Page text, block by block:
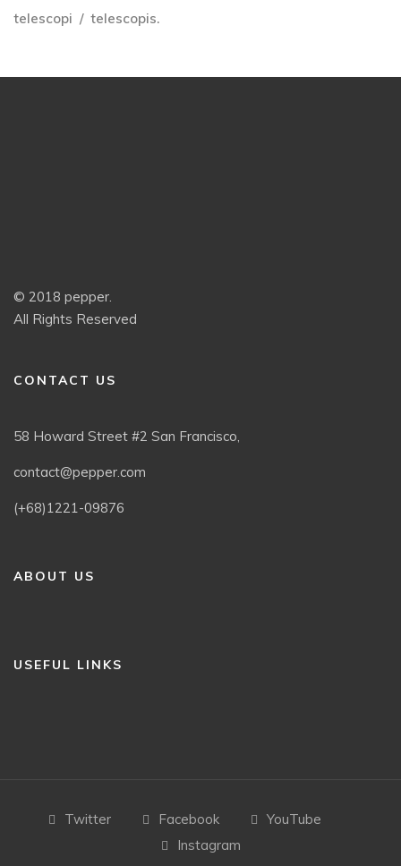
telescopi
telescopis.
© 2018 pepper.
All Rights Reserved
CONTACT US
58 Howard Street #2 San Francisco,
contact@pepper.com
(+68)1221-09876
ABOUT US
USEFUL LINKS
Twitter Facebook
YouTube
Instagram